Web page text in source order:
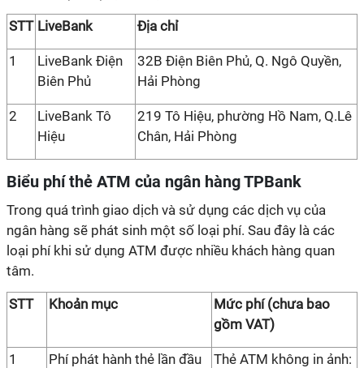
STT LiveBank Địa chỉ
1
LiveBank Điện
Biên Phủ
32B Điện Biên Phủ, Q. Ngô Quyền,
Hải Phòng
2
LiveBank Tô
Hiệu
219 Tô Hiệu, phường Hồ Nam, Q.Lê
Chân, Hải Phòng
Biểu phí thẻ ATM của ngân hàng TPBank
Trong quá trình giao dịch và sử dụng các dịch vụ của
ngân hàng sẽ phát sinh một số loại phí. Sau đây là các
loại phí khi sử dụng ATM được nhiều khách hàng quan
tâm.
STT Khoản mục
Mức phí (chưa bao
gồm VAT)
1 Phí phát hành thẻ lần đầu
Thẻ ATM không in ảnh: